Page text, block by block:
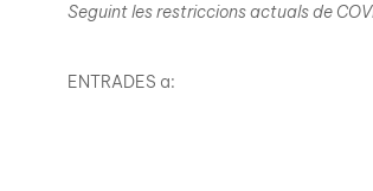
Seguint les restriccions actuals de
ENTRADES a: